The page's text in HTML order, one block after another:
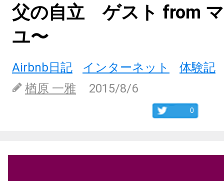
父の自立 ゲスト from
ユ〜
Airbnb日記 インターネット
体験記
楢原 一雅
2015/8/6
0